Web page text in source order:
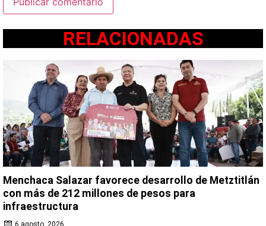
RELACIONADAS
Menchaca Salazar favorece desarrollo de Metztitlán
con más de 212 millones de pesos para
infraestructura
6 agosto, 2026